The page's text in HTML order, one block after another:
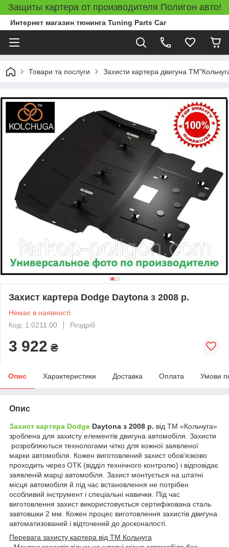
Защиты картера от производителя Полигон авто!
Интернет магазин тюнинга Tuning Parts Car
Товари та послуги Захисти картера двигуна
Захист картера Dodge Daytona з 2008 р.
Немає в наявності
Код: 1.0211.00
Роздріб
3 922 ₴
Опис Характеристики Доставка Оплата Умови
Опис
Захист картера Dodge Daytona з 2008 р. від ТМ «Кольчуга»
зроблена для захисту елементів двигуна автомобіля. Захисти
розробляються технологами чітко для кожної заявленої
марки автомобіля. Кожен виготовлений захист обов'язково
проходить через ОТК (відділ технічного контролю) і відповідає
заявленій марці автомобіля. Захист монтується на штатні
місця автомобіля й під час встановлення не потрібен
особливий інструмент і спеціальні навички. Під час
виготовлення захист використовується сертифікована сталь
завтовшки 2 мм. Кожен процес виготовлення захистів двигуна
автоматизований і відточений до досконалості.
Перевага захисту картера від ТМ Кольчуга